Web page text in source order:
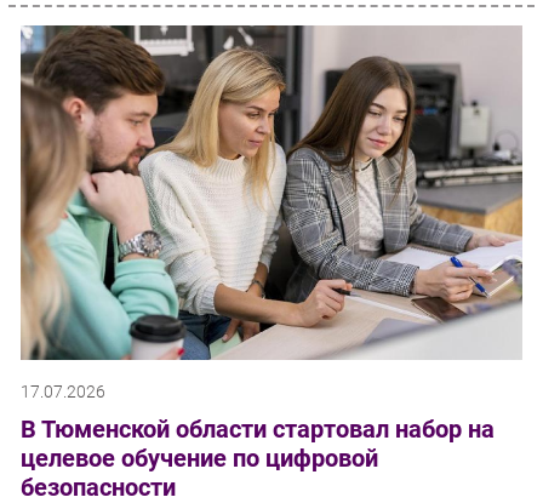
17.07.2026
В Тюменской области стартовал набор на
целевое обучение по цифровой
безопасности